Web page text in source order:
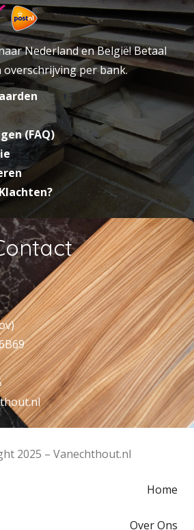
Nederland en België! Betaal
overschrijving per bank.
(FAQ)
2025 – Vanechthout.nl
Home
Over Ons